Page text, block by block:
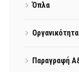
Όπλα
Παραγραφή